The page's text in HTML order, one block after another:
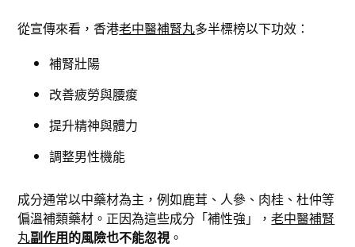
從宣傳來看，香港老中醫補腎丸多半標榜以下功效：
補腎壯陽
改善疲勞與腰痠
提升精神與體力
調整男性機能
成分通常以中藥材為主，例如鹿茸、人參、肉桂、杜仲等
偏溫補類藥材。正因為這些成分「補性強」，老中醫補腎
丸副作用的風險也不能忽視 。